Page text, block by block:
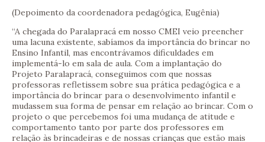
(Depoimento da coordenadora pedagógica, Eugênia)
“A chegada do Paralapracá em nosso CMEI veio preencher
uma lacuna existente, sabíamos da importância do brincar no
Ensino Infantil, mas encontrávamos dificuldades em
implementá-lo em sala de aula. Com a implantação do
Projeto Paralapracá, conseguimos com que nossas
professoras refletissem sobre sua prática pedagógica e a
importância do brincar para o desenvolvimento infantil e
mudassem sua forma de pensar em relação ao brincar. Com o
projeto o que percebemos foi uma mudança de atitude e
comportamento tanto por parte dos professores em
relação às brincadeiras e de nossas crianças que estão mais